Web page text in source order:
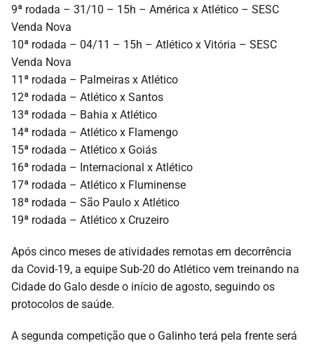
9ª rodada – 31/10 – 15h – América x Atlético – SESC
Venda Nova
10ª rodada – 04/11 – 15h – Atlético x Vitória – SESC
Venda Nova
11ª rodada – Palmeiras x Atlético
12ª rodada – Atlético x Santos
13ª rodada – Bahia x Atlético
14ª rodada – Atlético x Flamengo
15ª rodada – Atlético x Goiás
16ª rodada – Internacional x Atlético
17ª rodada – Atlético x Fluminense
18ª rodada – São Paulo x Atlético
19ª rodada – Atlético x Cruzeiro
Após cinco meses de atividades remotas em decorrência
da Covid-19, a equipe Sub-20 do Atlético vem treinando na
Cidade do Galo desde o início de agosto, seguindo os
protocolos de saúde.
A segunda competição que o Galinho terá pela frente será